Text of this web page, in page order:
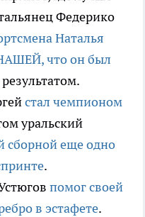
Федерико
Наталья
что он был
стал чемпионом
уральский
сборной еще одно
.
помог своей
в эстафете.